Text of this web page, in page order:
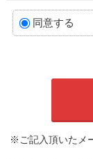
同意する
※ご記入頂いたメ